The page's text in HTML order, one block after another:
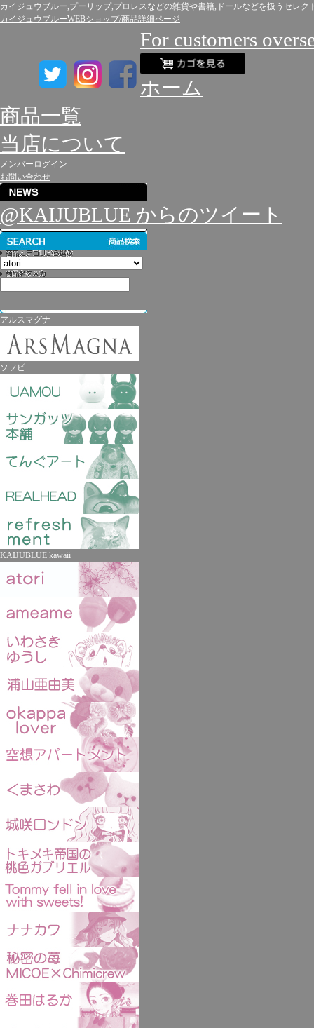
カイジュウブルー,プーリップ,プロレスなどの雑貨や書籍,ドールなどを扱うセレク
カイジュウブルーWEBショップ/商品詳細ページ
For customers
ホーム
商品一覧
当店について
メンバーログイン
お問い合わせ
@KAIJUBLUE からのツイート
アルスマグナ
ソフビ
KAIJUBLUE kawaii